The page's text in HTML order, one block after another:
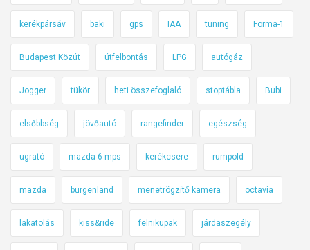
kerékpársáv baki gps IAA tuning Forma-1
Budapest Közút útfelbontás LPG autógáz
Jogger tükör heti összefoglaló stoptábla Bubi
elsőbbség jövőautó rangefinder egészség
ugrató mazda 6 mps kerékcsere rumpold
mazda burgenland menetrögzítő kamera octavia
lakatolás kiss&ride felnikupak járdaszegély